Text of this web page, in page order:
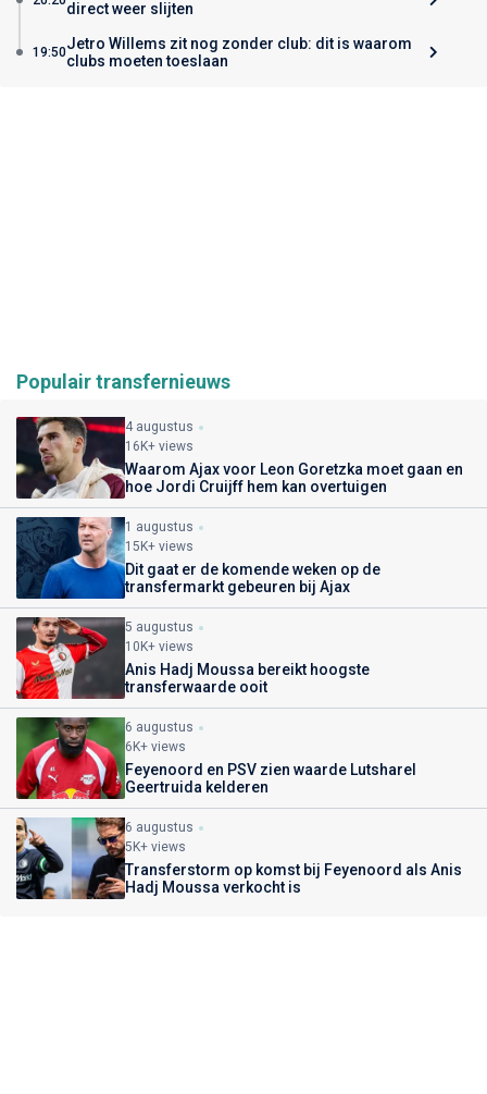
direct weer slijten
19:50Jetro Willems zit nog zonder club: dit is waarom
clubs moeten toeslaan
Populair transfernieuws
4 augustus
16K+ views
Waarom Ajax voor Leon Goretzka moet gaan en
hoe Jordi Cruijff hem kan overtuigen
1 augustus
15K+ views
Dit gaat er de komende weken op de
transfermarkt gebeuren bij Ajax
5 augustus
10K+ views
Anis Hadj Moussa bereikt hoogste
transferwaarde ooit
6 augustus
6K+ views
Feyenoord en PSV zien waarde Lutsharel
Geertruida kelderen
6 augustus
5K+ views
Transferstorm op komst bij Feyenoord als Anis
Hadj Moussa verkocht is